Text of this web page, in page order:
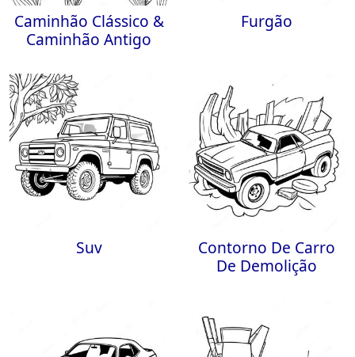
Caminhão Clássico &
Caminhão Antigo
Furgão
Suv
Contorno De Carro
De Demolição